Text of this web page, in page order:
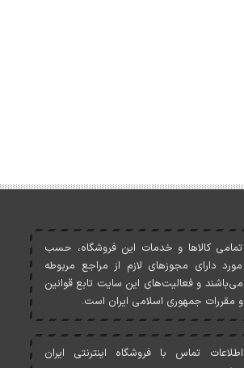
تمامی کالاها و خدمات اين فروشگاه، حسب
مورد دارای مجوزهای لازم از مراجع مربوطه
می‌باشند و فعاليت‌های اين سايت تابع قوانين
و مقررات جمهوری اسلامی ايران است.
اطلاعات تماس با فروشگاه اینترنتی ایران